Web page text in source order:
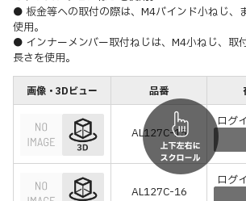
● 板金等への取付の際は、M4バインド小ねじ、
使用。
● インナーメンバー取付ねじは、M4小ねじ、取
長さを使用。
画像・3Dビュー 品番
AL127C-15
ログ
AL127C-16
ログ